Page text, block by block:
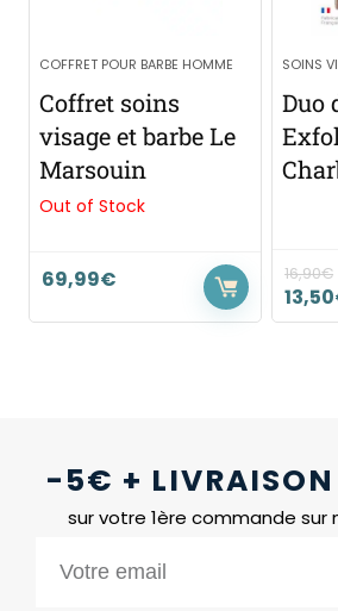
COFFRET POUR BARBE HOMME
Coffret soins
visage et barbe Le
Marsouin
Out of Stock
69,99€
SOINS
Duo
16,90€
13,50
-5€ + LIVRAISON
sur votre 1ère commande